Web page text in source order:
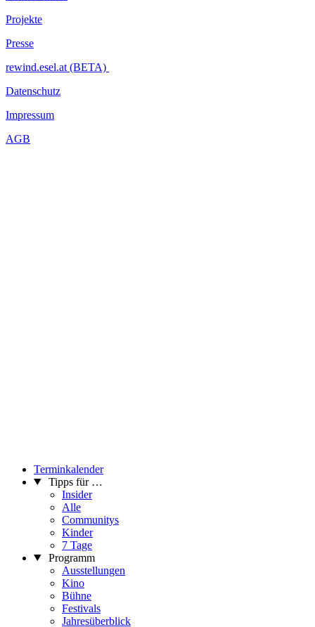
Projekte
Presse
rewind.esel.at (BETA)
Datenschutz
Impressum
AGB
Terminkalender
Tipps für …
Insider
Alle
Communitys
Kinder
7 Tage
Programm
Ausstellungen
Kino
Bühne
Festivals
Jahresüberblick